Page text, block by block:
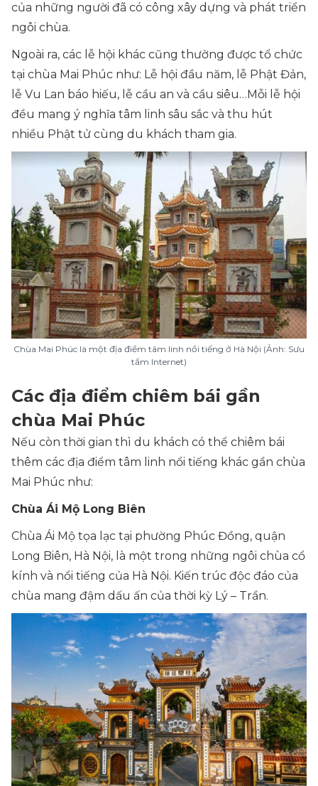
của những người đã có công xây dựng và phát triển
ngôi chùa.
Ngoài ra, các lễ hội khác cũng thường được tổ chức
tại chùa Mai Phúc như: Lễ hội đầu năm, lễ Phật Đản,
lễ Vu Lan báo hiếu, lễ cầu an và cầu siêu…Mỗi lễ hội
đều mang ý nghĩa tâm linh sâu sắc và thu hút
nhiều Phật tử cùng du khách tham gia.
Chùa Mai Phúc là một địa điểm tâm linh nổi tiếng ở Hà Nội (Ảnh: Sưu
tầm Internet)
Các địa điểm chiêm bái gần
chùa Mai Phúc
Nếu còn thời gian thì du khách có thể chiêm bái
thêm các địa điểm tâm linh nổi tiếng khác gần chùa
Mai Phúc như:
Chùa Ái Mộ Long Biên
Chùa Ái Mộ tọa lạc tại phường Phúc Đồng, quận
Long Biên, Hà Nội, là một trong những ngôi chùa cổ
kính và nổi tiếng của Hà Nội. Kiến trúc độc đáo của
chùa mang đậm dấu ấn của thời kỳ Lý – Trần.